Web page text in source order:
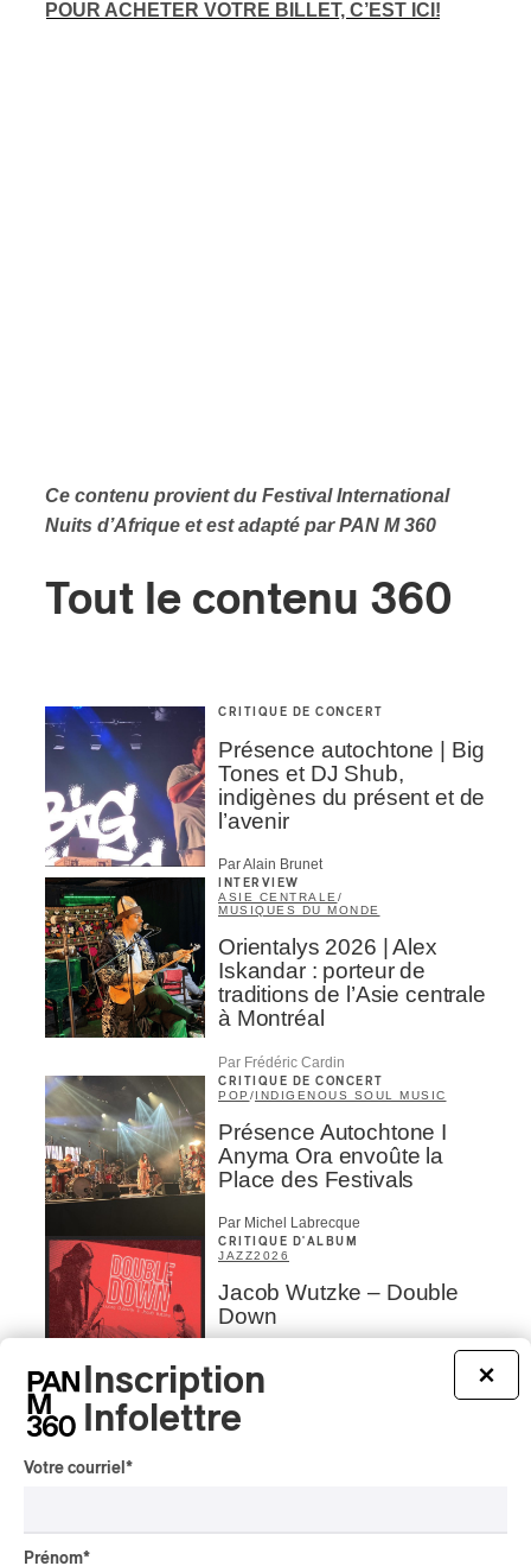
POUR ACHETER VOTRE BILLET, C’EST ICI!
Ce contenu provient du Festival International
Nuits d’Afrique et est adapté par PAN M 360
Tout le contenu 360
CRITIQUE DE CONCERT
Présence autochtone | Big
Tones et DJ Shub,
indigènes du présent et de
l’avenir
Par Alain Brunet
INTERVIEW
ASIE CENTRALE/
MUSIQUES DU MONDE
Orientalys 2026 | Alex
Iskandar : porteur de
traditions de l’Asie centrale
à Montréal
Par Frédéric Cardin
CRITIQUE DE CONCERT
POP /INDIGENOUS SOUL MUSIC
Présence Autochtone I
Anyma Ora envoûte la
Place des Festivals
Par Michel Labrecque
CRITIQUE D'ALBUM
JAZZ2026
Jacob Wutzke – Double
Down
CLASSIQUE OCCIDENTAL
CLASSIQUE
Valérie Milot – Ravel
×
Inscription
Infolettre
Votre courriel *
Prénom*